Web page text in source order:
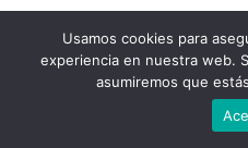
Usamos cookies para
experiencia en nuestra web.
asumiremos que